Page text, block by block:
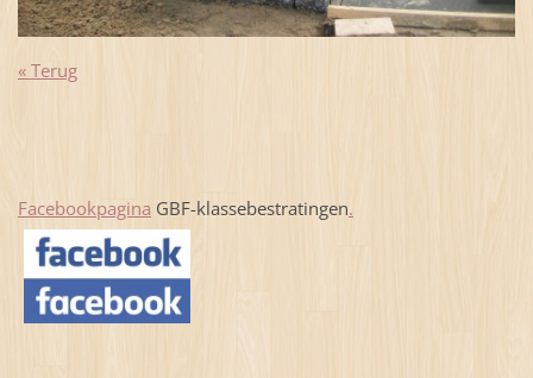
« Terug
Facebookpagina GBF-klassebestratingen.